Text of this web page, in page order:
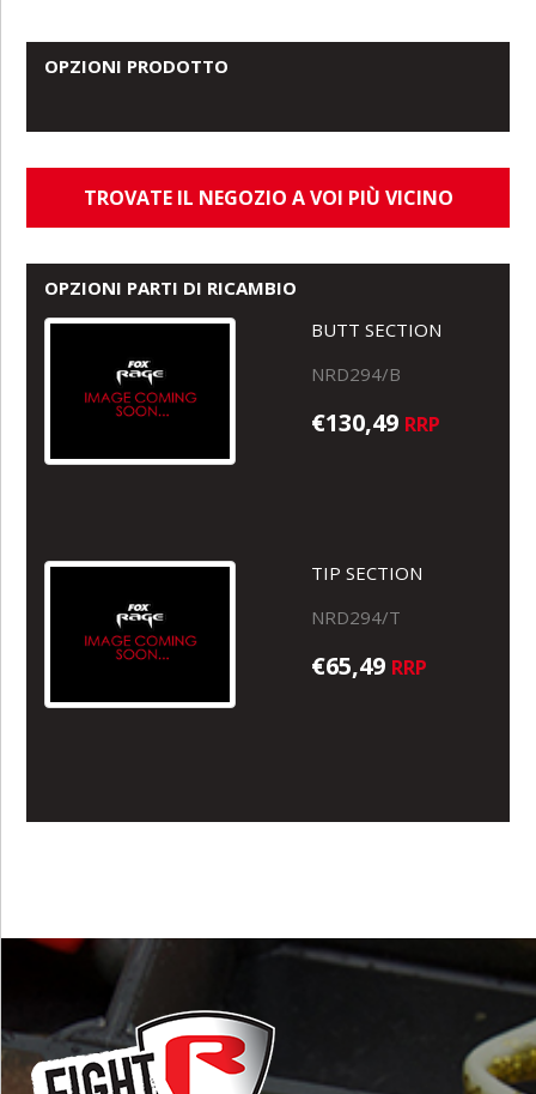
OPZIONI PRODOTTO
TROVATE IL NEGOZIO A VOI PIÙ VICINO
OPZIONI PARTI DI RICAMBIO
BUTT SECTION
NRD294/B
€130,49 RRP
TIP SECTION
NRD294/T
€65,49 RRP